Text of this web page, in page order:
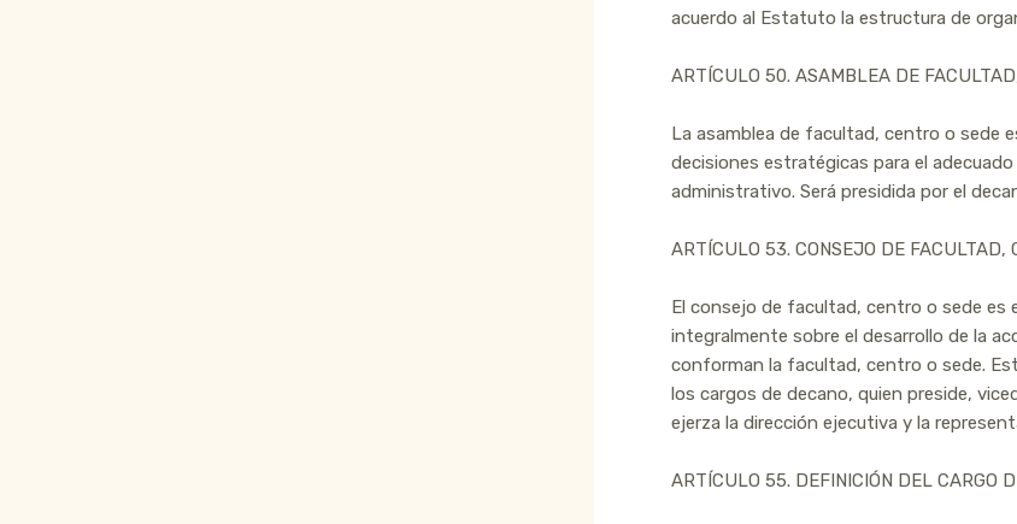
acuerdo al Estatuto la estructura de
ARTÍCULO 50. ASAMBLEA DE
La asamblea de facultad, centro o sede
decisiones estratégicas para el
administrativo. Será presidida por el
ARTÍCULO 53. CONSEJO DE FACULTAD,
El consejo de facultad, centro o sede es
integralmente sobre el desarrollo de la
conforman la facultad, centro o sede.
los cargos de decano, quien preside,
ejerza la dirección ejecutiva y la
ARTÍCULO 55. DEFINICIÓN DEL CARGO